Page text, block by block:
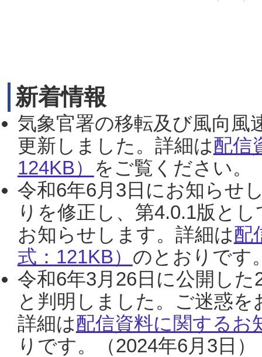
新着情報
気象官署の移転及び風向風
更新しました。詳細は配信
124KB） をご覧ください。
令和6年6月3日にお知らせ
りを修正し、第4.0.1版と
お知らせします。詳細は配
式：121KB） のとおりです
令和6年3月26日に公開し
と判明しました。ご迷惑
詳細は配信資料に関するお
りです。（2024年6月3日）